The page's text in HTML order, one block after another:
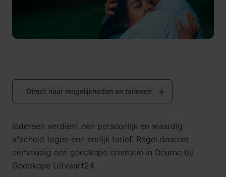
Direct naar mogelijkheden en tarieven
Iedereen verdient een persoonlijk en waardig
afscheid tegen een eerlijk tarief. Regel daarom
eenvoudig een goedkope crematie in Deurne bij
Goedkope Uitvaart24.